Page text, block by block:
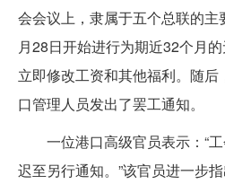
会会议上，隶属于五个总联的
月28日开始进行为期近32个月
立即修改工资和其他福利。随
口管理人员发出了罢工通知。
一位港口高级官员表示：“工
迟至另行通知。”该官员进一步